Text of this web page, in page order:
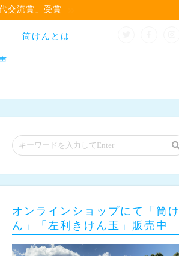
交流賞」受賞
筒けんとは
オンラインショップにて「筒け
ん」「左利きけん玉」販売中